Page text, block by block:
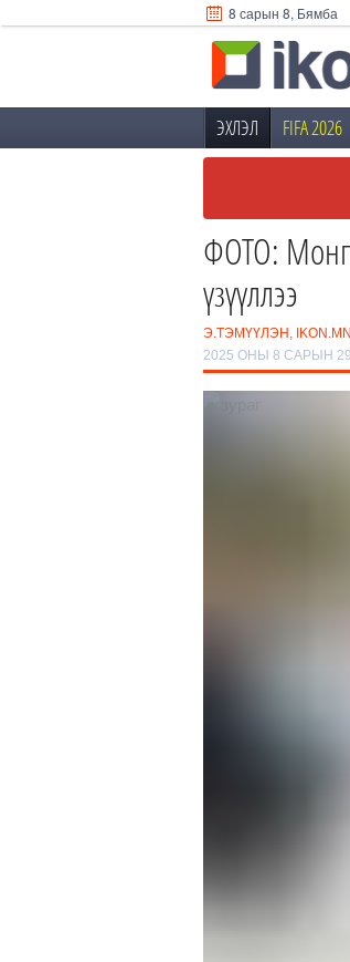
8 сарын 8, Бямба
ЭХЛЭЛ FIFA 2026
ФОТО:
үзүүллээ
Э.ТЭМҮҮЛЭН, IKON.MN
2025 ОНЫ 8 САРЫН 29